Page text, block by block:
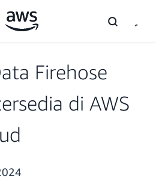
Firehose
di AWS